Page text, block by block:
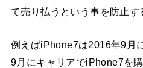
て売り払うという事を防止す
例えばiPhone7は2016年9月
9月にキャリアでiPhone7を